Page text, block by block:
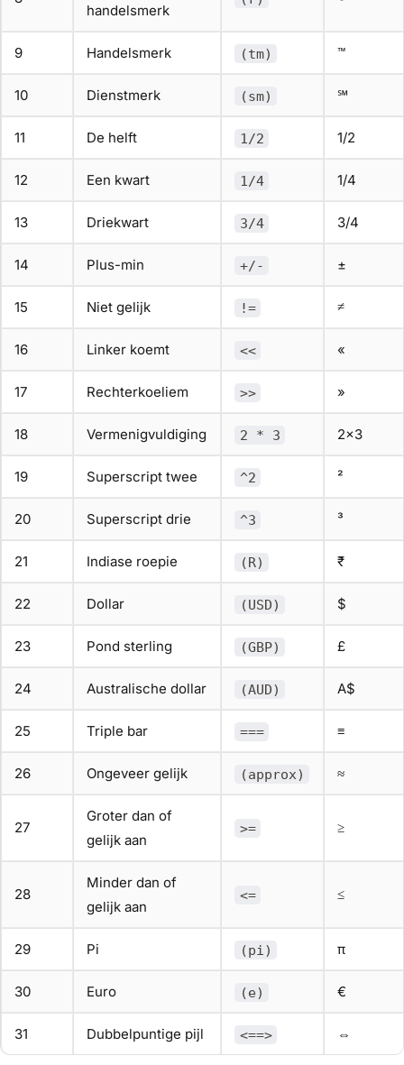
handelsmerk
9 Handelsmerk (tm) ™
10 Dienstmerk (sm) ℠
11 De helft 1/2 1/2
12 Een kwart 1/4 1/4
13 Driekwart 3/4 3/4
14 Plus-min +/- ±
15 Niet gelijk != ≠
16 Linker koemt << «
17 Rechterkoeliem >> »
18 Vermenigvuldiging 2 * 3 2×3
19 Superscript twee ^2 ²
20 Superscript drie ^3 ³
21 Indiase roepie (R) ₹
22 Dollar (USD) $
23 Pond sterling (GBP) £
24 Australische dollar (AUD) A$
25 Triple bar === ≡
26 Ongeveer gelijk (approx) ≈
27
Groter dan of
gelijk aan
>= ≥
28
Minder dan of
gelijk aan
<= ≤
29 Pi (pi) π
30 Euro (e) €
31 Dubbelpuntige pijl <==> ⇔